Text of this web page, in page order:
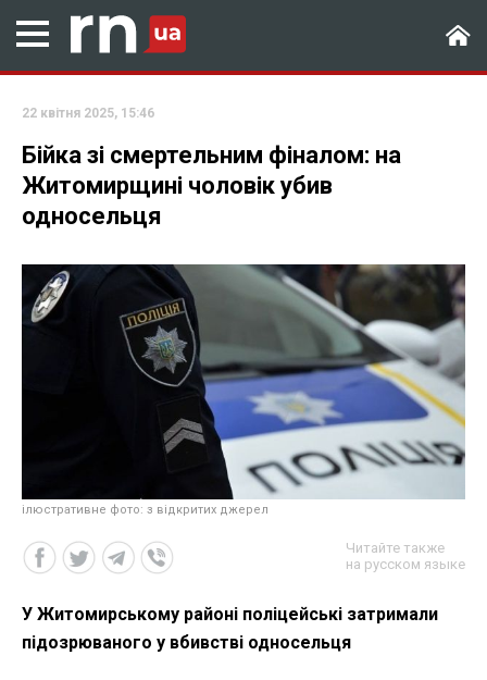
22 квітня 2025, 15:46
Бійка зі смертельним фіналом: на
Житомирщині чоловік убив
односельця
ілюстративне фото: з відкритих джерел
Читайте также
на русском языке
У Житомирському районі поліцейські затримали
підозрюваного у вбивстві односельця